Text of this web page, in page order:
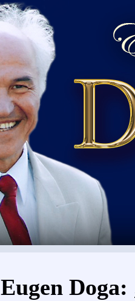
Eşti aici
Eugen